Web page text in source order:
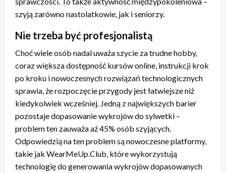
szyją zarówno nastolatkowie, jak i seniorzy.
Nie trzeba być profesjonalistą
Choć wiele osób nadal uważa szycie za trudne hobby,
coraz większa dostępność kursów online, instrukcji krok
po kroku i nowoczesnych rozwiązań technologicznych
sprawia, że rozpoczęcie przygody jest łatwiejsze niż
kiedykolwiek wcześniej. Jedną z największych barier
pozostaje dopasowanie wykrojów do sylwetki –
problem ten zauważa aż 45% osób szyjących.
Odpowiedzią na ten problem są nowoczesne platformy,
takie jak WearMeUp.Club, które wykorzystują
technologię do generowania wykrojów dopasowanych